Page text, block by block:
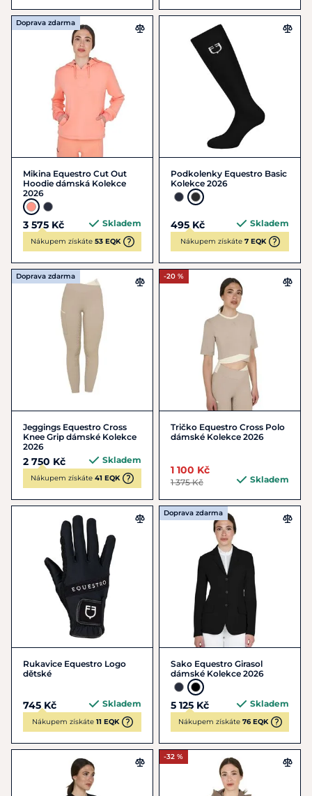
Doprava zdarma
Mikina Equestro Cut Out
Hoodie dámská Kolekce
2026
3 575 Kč Skladem
Nákupem získáte 53 EQK
Podkolenky Equestro Basic
Kolekce 2026
495 Kč Skladem
Nákupem získáte 7 EQK
Doprava zdarma
Jeggings Equestro Cross
Knee Grip dámské Kolekce
2026
2 750 Kč Skladem
Nákupem získáte 41 EQK
-20 %
Tričko Equestro Cross Polo
dámské Kolekce 2026
1 100 Kč
1 375 Kč Skladem
Rukavice Equestro Logo
dětské
745 Kč Skladem
Nákupem získáte 11 EQK
Doprava zdarma
Sako Equestro Girasol
dámské Kolekce 2026
5 125 Kč Skladem
Nákupem získáte 76 EQK
-32 %